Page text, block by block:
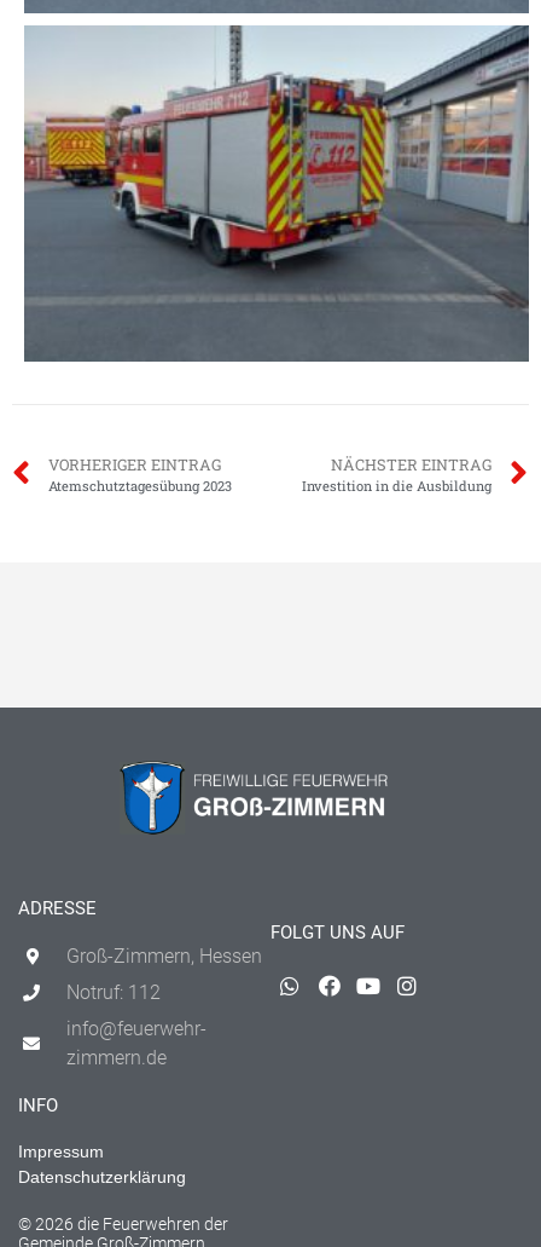
VORHERIGER EINTRAG
Atemschutztagesübung 2023
NÄCHSTER EINTRAG
Investition in die Ausbildung
ADRESSE
Groß-Zimmern, Hessen
Notruf: 112
info@feuerwehr-
zimmern.de
FOLGT UNS AUF
INFO
Impressum
Datenschutzerklärung
© 2026 die Feuerwehren der